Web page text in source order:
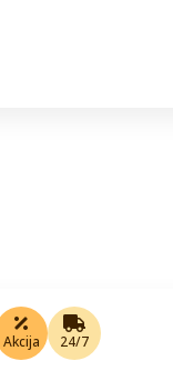
Akcija 24/7